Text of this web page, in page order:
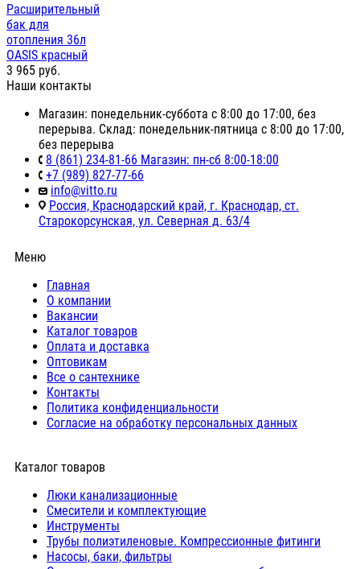
Расширительный
бак для
отопления 36л
OASIS красный
3 965 руб.
Наши контакты
Магазин: понедельник-суббота с 8:00 до 17:00, без
перерыва. Склад: понедельник-пятница с 8:00 до 17:00,
без перерыва
8 (861) 234-81-66 Магазин: пн-сб 8:00-18:00
+7 (989) 827-77-66
info@vitto.ru
Россия, Краснодарский край, г. Краснодар, ст.
Старокорсунская, ул. Северная д. 63/4
Меню
Главная
О компании
Вакансии
Каталог товаров
Оплата и доставка
Оптовикам
Все о сантехнике
Контакты
Политика конфиденциальности
Согласие на обработку персональных данных
Каталог товаров
Люки канализационные
Cмесители и комплектующие
Инструменты
Трубы полиэтиленовые. Компрессионные фитинги
Насосы, баки, фильтры